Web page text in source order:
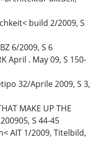
build 2/2009, S
6/2009, S 6
April . May 09, S 150-
32/Aprile 2009, S 3,
MAKE UP THE
200905, S 44-45
AIT 1/2009, Titelbild,